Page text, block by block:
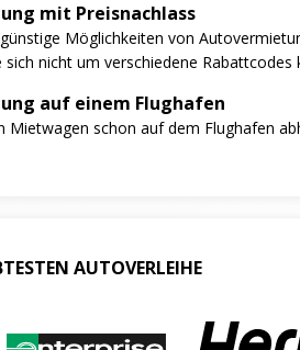
mit Preisnachlass
Möglichkeiten von
sich nicht um verschiedene Rabattcodes
auf einem Flughafen
Mietwagen schon auf dem Flughafen
AUTOVERLEIHE